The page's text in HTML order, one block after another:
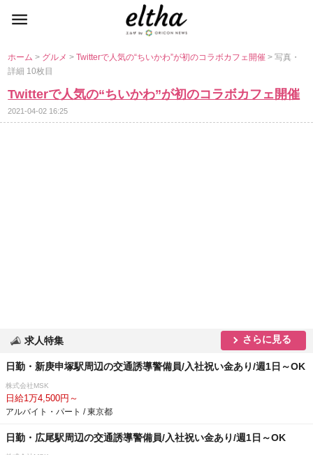
ホーム> グルメ>Twitterで人気の“ちいかわ”が初のコラボカフェ開催> 写真・
詳細 10枚目
Twitterで人気の“ちいかわ”が初のコラボカフェ開催
2021-04-02 16:25
求人特集 さらに見る
日勤・新庚申塚駅周辺の交通誘導警備員/入社祝い金あり/週1日～OK
株式会社MSK
日給1万4,500円～
アルバイト・パート / 東京都
日勤・広尾駅周辺の交通誘導警備員/入社祝い金あり/週1日～OK